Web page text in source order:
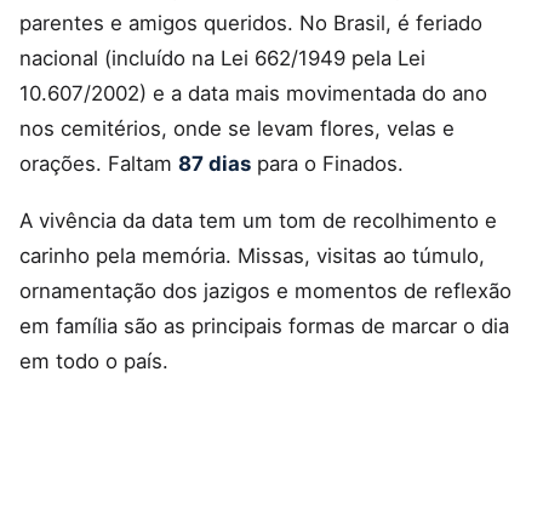
parentes e amigos queridos. No Brasil, é feriado
nacional (incluído na Lei 662/1949 pela Lei
10.607/2002) e a data mais movimentada do ano
nos cemitérios, onde se levam flores, velas e
orações. Faltam 87 dias para o Finados.
A vivência da data tem um tom de recolhimento e
carinho pela memória. Missas, visitas ao túmulo,
ornamentação dos jazigos e momentos de reflexão
em família são as principais formas de marcar o dia
em todo o país.